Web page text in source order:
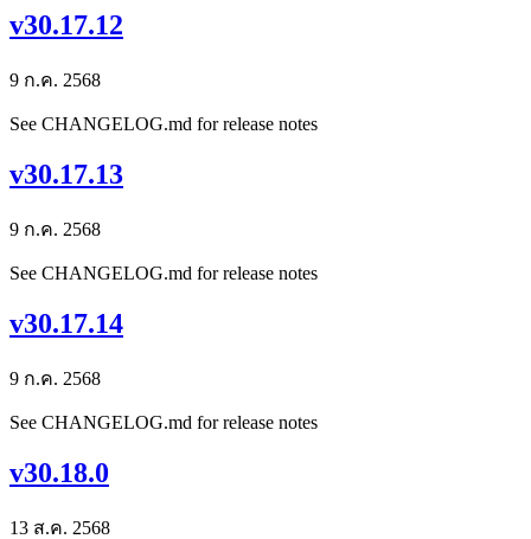
v30.17.12
9 ก.ค. 2568
See CHANGELOG.md for release notes
v30.17.13
9 ก.ค. 2568
See CHANGELOG.md for release notes
v30.17.14
9 ก.ค. 2568
See CHANGELOG.md for release notes
v30.18.0
13 ส.ค. 2568